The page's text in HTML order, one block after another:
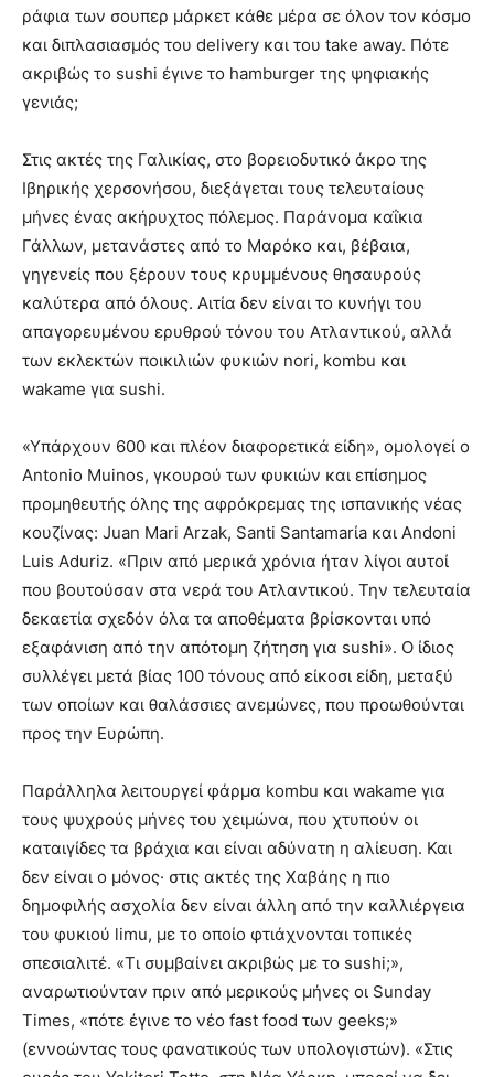
ράφια των σουπερ μάρκετ κάθε μέρα σε όλον τον κόσμο
και διπλασιασμός του delivery και του take away. Πότε
ακριβώς το sushi έγινε το hamburger της ψηφιακής
γενιάς;
Στις ακτές της Γαλικίας, στο βορειοδυτικό άκρο της
Ιβηρικής χερσονήσου, διεξάγεται τους τελευταίους
μήνες ένας ακήρυχτος πόλεμος. Παράνομα καΐκια
Γάλλων, μετανάστες από το Μαρόκο και, βέβαια,
γηγενείς που ξέρουν τους κρυμμένους θησαυρούς
καλύτερα από όλους. Αιτία δεν είναι το κυνήγι του
απαγορευμένου ερυθρού τόνου του Ατλαντικού, αλλά
των εκλεκτών ποικιλιών φυκιών nori, kombu και
wakame για sushi.
«Υπάρχουν 600 και πλέον διαφορετικά είδη», ομολογεί ο
Antonio Muinos, γκουρού των φυκιών και επίσημος
προμηθευτής όλης της αφρόκρεμας της ισπανικής νέας
κουζίνας: Juan Mari Arzak, Santi Santamarίa και Andoni
Luis Aduriz. «Πριν από μερικά χρόνια ήταν λίγοι αυτοί
που βουτούσαν στα νερά του Ατλαντικού. Την τελευταία
δεκαετία σχεδόν όλα τα αποθέματα βρίσκονται υπό
εξαφάνιση από την απότομη ζήτηση για sushi». Ο ίδιος
συλλέγει μετά βίας 100 τόνους από είκοσι είδη, μεταξύ
των οποίων και θαλάσσιες ανεμώνες, που προωθούνται
προς την Ευρώπη.
Παράλληλα λειτουργεί φάρμα kombu και wakame για
τους ψυχρούς μήνες του χειμώνα, που χτυπούν οι
καταιγίδες τα βράχια και είναι αδύνατη η αλίευση. Και
δεν είναι ο μόνος· στις ακτές της Χαβάης η πιο
δημοφιλής ασχολία δεν είναι άλλη από την καλλιέργεια
του φυκιού limu, με το οποίο φτιάχνονται τοπικές
σπεσιαλιτέ. «Tι συμβαίνει ακριβώς με το sushi;»,
αναρωτιούνταν πριν από μερικούς μήνες οι Sunday
Times, «πότε έγινε το νέο fast food των geeks;»
(εννοώντας τους φανατικούς των υπολογιστών). «Στις